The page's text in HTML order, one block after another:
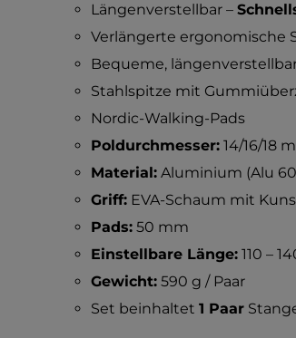
Längenverstellbar –
Verlängerte ergonomische
Bequeme,
Stahlspitze mit
Nordic-Walking-Pads
Poldurchmesser:14/16/18
Material:Aluminium (Alu
Griff:EVA-Schaum mit
Pads:50 mm
Einstellbare Länge:110 –
Gewicht:590 g / Paar
Set beinhaltet 1 Paar